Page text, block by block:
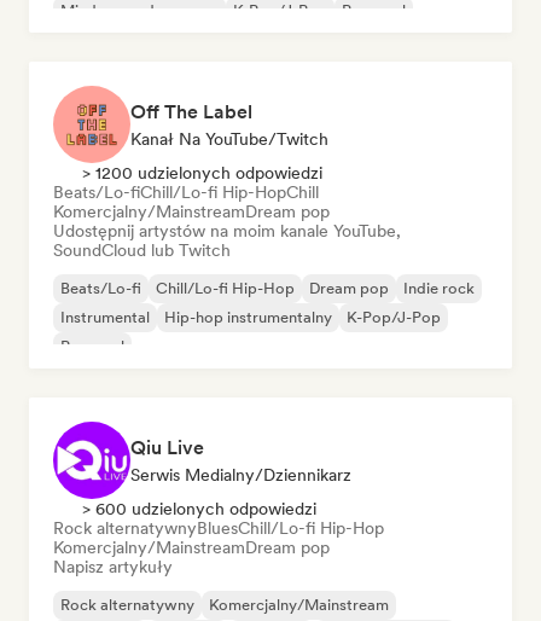
Międzynarodowy pop
K-Pop/J-Pop Pop-soul
Off The Label
Kanał Na YouTube/Twitch
> 1200 udzielonych odpowiedzi
Beats/Lo-fiChill/Lo-fi Hip-HopChill
Komercjalny/MainstreamDream pop
Udostępnij artystów na moim kanale YouTube,
SoundCloud lub Twitch
Beats/Lo-fi Chill/Lo-fi Hip-Hop Dream pop
Indie rock
Instrumental
Hip-hop instrumentalny
K-Pop/J-Pop
Pop-soul
Qiu Live
Serwis Medialny/Dziennikarz
> 600 udzielonych odpowiedzi
Rock alternatywnyBluesChill/Lo-fi Hip-Hop
Komercjalny/MainstreamDream pop
Napisz artykuły
Rock alternatywny
Komercjalny/Mainstream